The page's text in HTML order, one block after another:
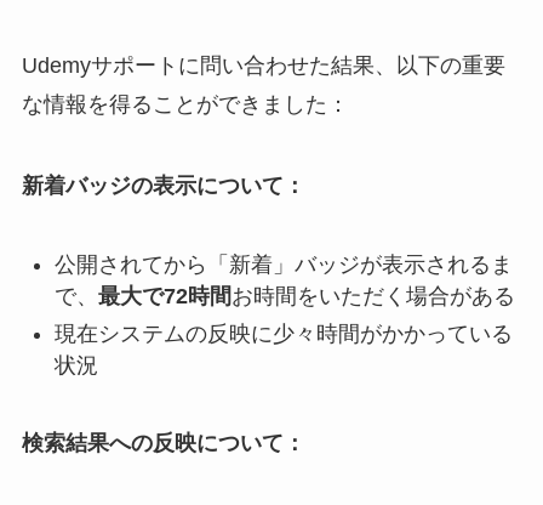
Udemyサポートに問い合わせた結果、以下の重要
な情報を得ることができました：
新着バッジの表示について：
公開されてから「新着」バッジが表示されるま
で、 最大で72時間お時間をいただく場合がある
現在システムの反映に少々時間がかかっている
状況
検索結果への反映について：